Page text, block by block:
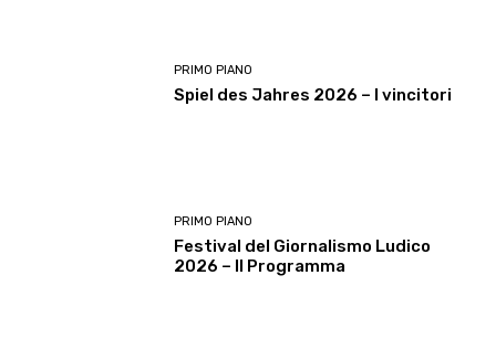
PRIMO PIANO
Spiel des Jahres 2026 – I vincitori
PRIMO PIANO
Festival del Giornalismo Ludico
2026 – Il Programma